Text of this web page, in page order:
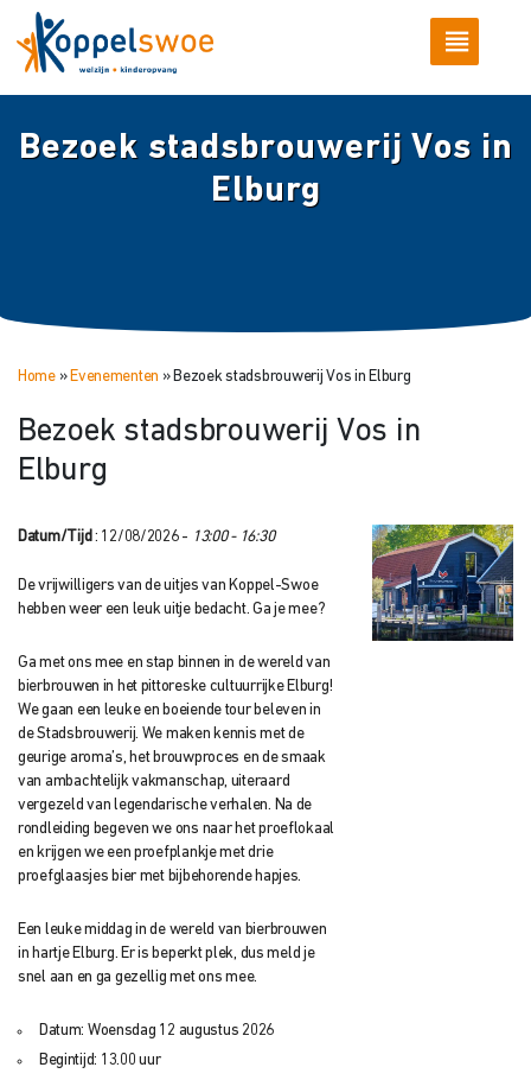
Bezoek stadsbrouwerij Vos in
Elburg
Home» Evenementen » Bezoek stadsbrouwerij Vos in Elburg
Bezoek stadsbrouwerij Vos in
Elburg
Datum/Tijd : 12/08/2026 - 13:00 - 16:30
De vrijwilligers van de uitjes van Koppel-Swoe
hebben weer een leuk uitje bedacht. Ga je mee?
Ga met ons mee en stap binnen in de wereld van
bierbrouwen in het pittoreske cultuurrijke Elburg!
We gaan een leuke en boeiende tour beleven in
de Stadsbrouwerij. We maken kennis met de
geurige aroma’s, het brouwproces en de smaak
van ambachtelijk vakmanschap, uiteraard
vergezeld van legendarische verhalen. Na de
rondleiding begeven we ons naar het proeflokaal
en krijgen we een proefplankje met drie
proefglaasjes bier met bijbehorende hapjes.
Een leuke middag in de wereld van bierbrouwen
in hartje Elburg. Er is beperkt plek, dus meld je
snel aan en ga gezellig met ons mee.
Datum: Woensdag 12 augustus 2026
Begintijd: 13.00 uur